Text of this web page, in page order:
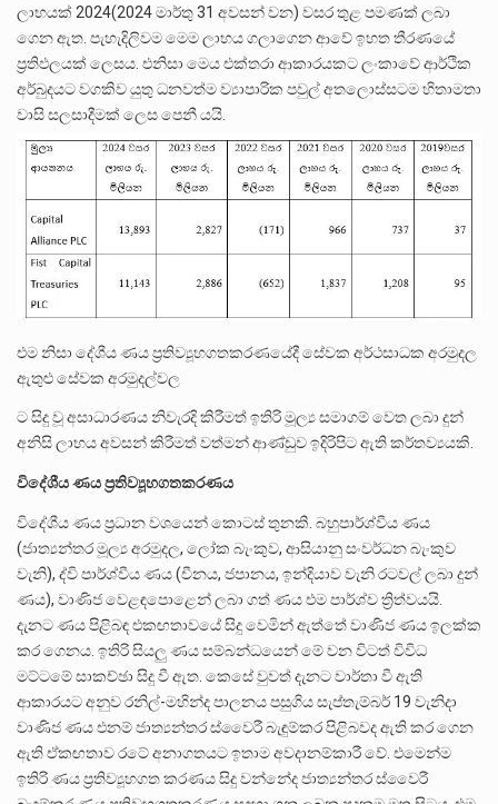
ලාභයක් 2024(2024 මාර්තු 31 අවසන් වන) වසර තුළ පමණක් ලබා
ගෙන ඇත. පැහැදිලිවම මෙම ලාභය ගලාගෙන ආවේ ඉහත තීරණයේ
ප්‍රතිඵලයක් ලෙසය. එනිසා මෙය එක්තරා ආකාරයකට ලංකාවේ ආර්ථික
අර්බුදයට වගකිව යුතු ධනවත්ම ව්‍යාපාරික පවුල් අතලොස්සටම හිතාමතා
වාසි සලසාදීමක් ලෙස පෙනී යයි.
එම නිසා දේශීය ණය ප්‍රතිව්‍යූහගතකරණයේදී සේවක අර්ථසාධක අරමුදල
ඇතුළු සේවක අරමුදල්වල
ට සිදු වූ අසාධාරණය නිවැරදි කිරීමත් ඉතිරි මූල්‍ය සමාගම් වෙත ලබා දුන්
අනිසි ලාභය අවසන් කිරීමත් වත්මන් ආණ්ඩුව ඉදිරිපිට ඇති කර්තව්‍යයකි.
විදේශීය ණය ප්‍රතිව්‍යූහගතකරණය
විදේශීය ණය ප්‍රධාන වශයෙන් කොටස් තුනකි. බහුපාර්ශ්වීය ණය
(ජාත්‍යන්තර මූල්‍ය අරමුදල, ලෝක බැංකුව, ආසියානු සංවර්ධන බැංකුව
වැනි), ද්වි පාර්ශ්වීය ණය (චීනය, ජපානය, ඉන්දියාව වැනි රටවල් ලබා දුන්
ණය), වාණිජ වෙළඳපොළෙන් ලබා ගත් ණය එම පාර්ශ්ව ත්‍රිත්වයයි.
දැනට ණය පිළිබඳ එකඟතාවයේ සිදු වෙමින් ඇත්තේ වාණිජ ණය ඉලක්ක
කර ගෙනය. ඉතිරි සියලු ණය සම්බන්ධයෙන් මේ වන විටත් විවිධ
මට්ටමේ සාකච්ඡා සිදු වී ඇත. කෙසේ වුවත් දැනට වාර්තා වී ඇති
ආකාරයට අනුව රනිල්-මහින්ද පාලනය පසුගිය සැප්තැම්බර් 19 වැනිදා
වාණිජ ණය එනම් ජාත්‍යන්තර ස්වෛරී බැඳුම්කර පිළිබවද ඇති කර ගෙන
ඇති ඒකඟතාව රටේ අනාගතයට ඉතාම අවදානම්කාරී වේ. එමෙන්ම
ඉතිරි ණය ප්‍රතිව්‍යූහගත කරණය සිදු වන්නේද ජාත්‍යන්තර ස්වෛරී